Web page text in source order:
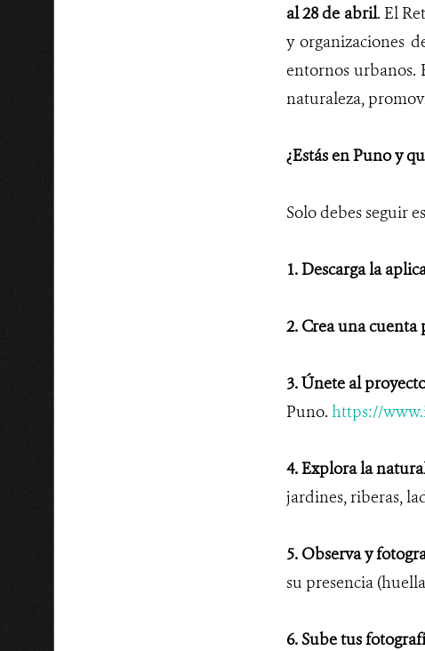
al 28 de abril. El
y organizaciones
entornos urbanos.
naturaleza,
¿Estás en Puno y
Solo debes seguir
1. Descarga la
2. Crea una
3. Únete al
Puno. https://
4. Explora la
jardines, riberas,
5. Observa y
su presencia
6. Sube tus